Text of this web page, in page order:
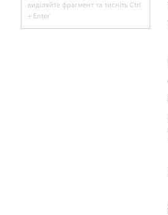
виділяйте фрагмент та тисніть Ctrl
+ Enter